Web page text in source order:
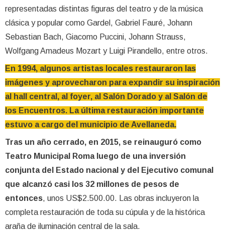
representadas distintas figuras del teatro y de la música
clásica y popular como Gardel, Gabriel Fauré, Johann
Sebastian Bach, Giacomo Puccini, Johann Strauss,
Wolfgang Amadeus Mozart y Luigi Pirandello, entre otros.
En 1994, algunos artistas locales restauraron las
imágenes y aprovecharon para expandir su inspiración
al hall central, al foyer, al Salón Dorado y al Salón de
los Encuentros. La última restauración importante
estuvo a cargo del municipio de Avellaneda.
Tras un año cerrado, en 2015, se reinauguró como
Teatro Municipal Roma luego de una inversión
conjunta del Estado nacional y del Ejecutivo comunal
que alcanzó casi los 32 millones de pesos de
entonces, unos US$2.500.00. Las obras incluyeron la
completa restauración de toda su cúpula y de la histórica
araña de iluminación central de la sala.